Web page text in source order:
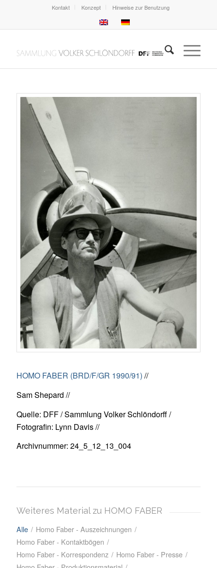
Kontakt Konzept Hinweise zur Benutzung
HOMO FABER (BRD/F/GR 1990/91) //
Sam Shepard //
Quelle: DFF / Sammlung Volker Schlöndorff /
Fotografin: Lynn Davis //
Archivnummer: 24_5_12_13_004
Weiteres Material zu HOMO FABER
Alle / Homo Faber - Auszeichnungen /
Homo Faber - Kontaktbögen /
Homo Faber - Korrespondenz / Homo Faber - Presse /